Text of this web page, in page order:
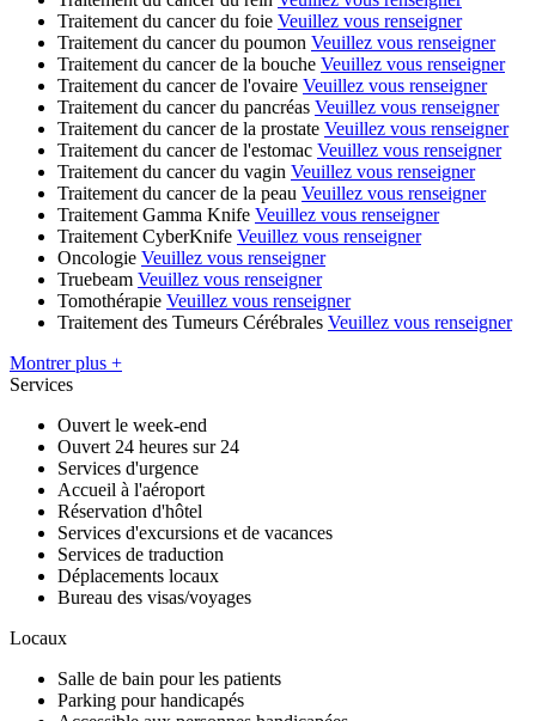
Traitement du cancer du foie Veuillez vous renseigner
Traitement du cancer du poumon Veuillez vous renseigner
Traitement du cancer de la bouche Veuillez vous renseigner
Traitement du cancer de l'ovaire Veuillez vous renseigner
Traitement du cancer du pancréas Veuillez vous renseigner
Traitement du cancer de la prostate Veuillez vous renseigner
Traitement du cancer de l'estomac Veuillez vous renseigner
Traitement du cancer du vagin Veuillez vous renseigner
Traitement du cancer de la peau Veuillez vous renseigner
Traitement Gamma Knife Veuillez vous renseigner
Traitement CyberKnife Veuillez vous renseigner
Oncologie Veuillez vous renseigner
Truebeam Veuillez vous renseigner
Tomothérapie Veuillez vous renseigner
Traitement des Tumeurs Cérébrales Veuillez vous renseigner
Montrer plus +
Services
Ouvert le week-end
Ouvert 24 heures sur 24
Services d'urgence
Accueil à l'aéroport
Réservation d'hôtel
Services d'excursions et de vacances
Services de traduction
Déplacements locaux
Bureau des visas/voyages
Locaux
Salle de bain pour les patients
Parking pour handicapés